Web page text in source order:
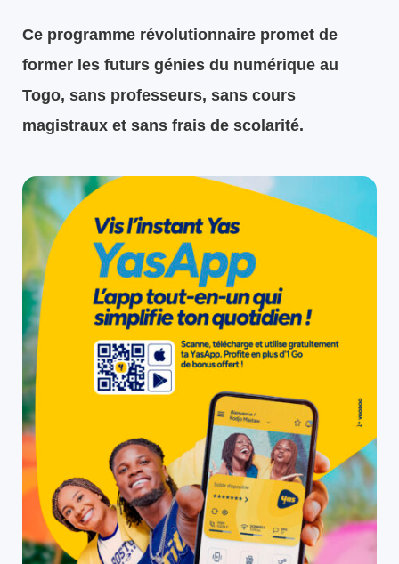
Ce programme révolutionnaire promet de
former les futurs génies du numérique au
Togo, sans professeurs, sans cours
magistraux et sans frais de scolarité.